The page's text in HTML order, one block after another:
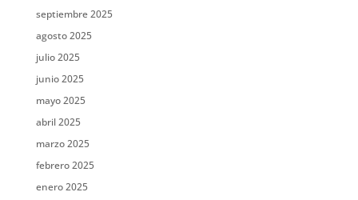
septiembre 2025
agosto 2025
julio 2025
junio 2025
mayo 2025
abril 2025
marzo 2025
febrero 2025
enero 2025